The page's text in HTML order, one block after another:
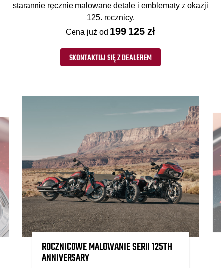
starannie ręcznie malowane detale i emblematy z okazji
125. rocznicy.
Cena już od 199 125 zł
SKONTAKTUJ SIĘ Z DEALEREM
ROCZNICOWE MALOWANIE SERII 125TH
ANNIVERSARY